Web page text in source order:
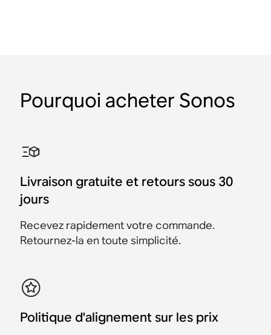
chargeur sans fil
chargeur sans fil
248 €
avec Sonos Move 2
Move 2
691 € 728 €
Sonos Move 2 et Sonos
628 € 698 €
Économisez 70 €
Sonos Era 100
433 € 458 €
Économisez 25 €
Sonos Ray
406 € 428 €
Économisez 22 €
2 Sonos Era 300
898 € 998 €
Économisez 100 €
Pourquoi acheter Sonos
Livraison gratuite et retours sous 30
jours
Recevez rapidement votre commande.
Retournez-la en toute simplicité.
Politique d'alignement sur les prix